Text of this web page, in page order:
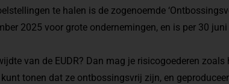
te halen is de zogenoemde
2025 voor grote ondernemingen, en is per 30
van de EUDR? Dan mag je risicogoederen zoals
tonen dat ze ontbossingsvrij zijn, en